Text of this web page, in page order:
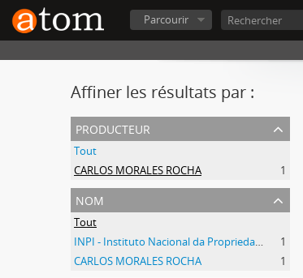
Parcourir
Affiner les résultats par :
producteur
Tout
CARLOS MORALES ROCHA
1
nom
Tout
INPI - Instituto Nacional da Propriedade Industrial
1
CARLOS MORALES ROCHA
1